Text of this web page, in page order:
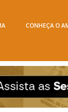
CONHEÇA O